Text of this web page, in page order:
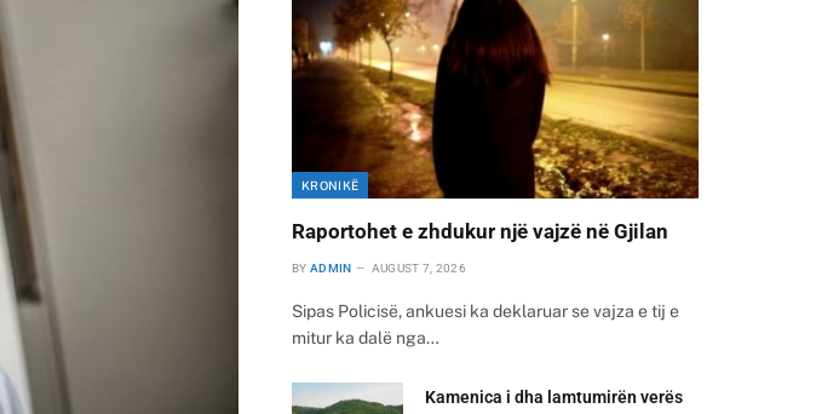
KRONIKË
Raportohet e zhdukur një vajzë në Gjilan
BY ADMIN AUGUST 7, 2026
Sipas Policisë, ankuesi ka deklaruar se vajza e tij e
mitur ka dalë nga…
Kamenica i dha lamtumirën verës